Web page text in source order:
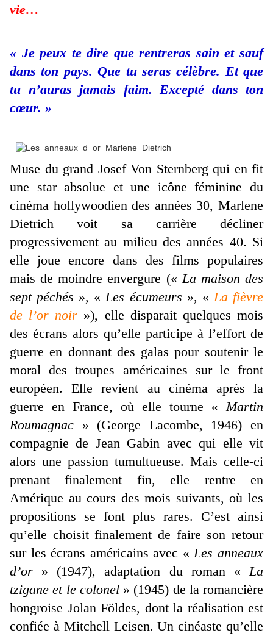
vie…
« Je peux te dire que rentreras sain et sauf
dans ton pays. Que tu seras célèbre. Et que
tu n’auras jamais faim. Excepté dans ton
cœur. »
Muse du grand Josef Von Sternberg qui en fit
une star absolue et une icône féminine du
cinéma hollywoodien des années 30, Marlene
Dietrich voit sa carrière décliner
progressivement au milieu des années 40. Si
elle joue encore dans des films populaires
mais de moindre envergure («La maison des
sept péchés », «Les écumeurs », «La fièvre
de l’or noir »), elle disparait quelques mois
des écrans alors qu’elle participe à l’effort de
guerre en donnant des galas pour soutenir le
moral des troupes américaines sur le front
européen. Elle revient au cinéma après la
guerre en France, où elle tourne «Martin
Roumagnac » (George Lacombe, 1946) en
compagnie de Jean Gabin avec qui elle vit
alors une passion tumultueuse. Mais celle-ci
prenant finalement fin, elle rentre en
Amérique au cours des mois suivants, où les
propositions se font plus rares. C’est ainsi
qu’elle choisit finalement de faire son retour
sur les écrans américains avec «Les anneaux
d’or » (1947), adaptation du roman «La
tzigane et le colonel » (1945) de la romancière
hongroise Jolan Földes, dont la réalisation est
confiée à Mitchell Leisen. Un cinéaste qu’elle